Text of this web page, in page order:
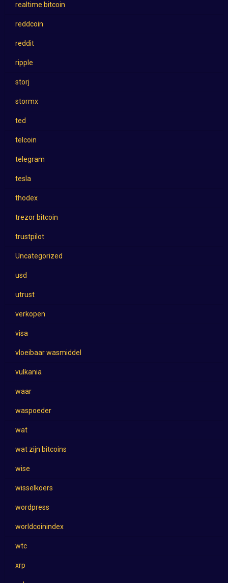
realtime bitcoin
reddcoin
reddit
ripple
storj
stormx
ted
telcoin
telegram
tesla
thodex
trezor bitcoin
trustpilot
Uncategorized
usd
utrust
verkopen
visa
vloeibaar wasmiddel
vulkania
waar
waspoeder
wat
wat zijn bitcoins
wise
wisselkoers
wordpress
worldcoinindex
wtc
xrp